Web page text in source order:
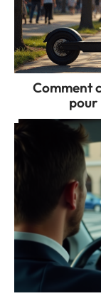
Comment
pour